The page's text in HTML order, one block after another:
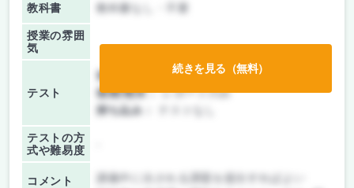
教科書 教科書なし・不要
授業の雰囲
気
テスト
前期/中間：
レポートのみ
後期/期末：レポートのみ
持ち込み：
テストの方
式や難易度
コメント
講義中に出される課題を提出すればよい
続きを見る（無料）